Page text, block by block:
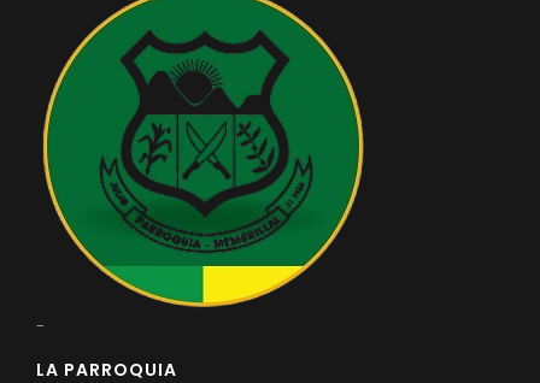
-
LA PARROQUIA